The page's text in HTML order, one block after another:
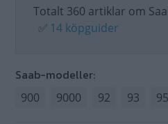
Totalt 360 artiklar om
✅ 14 köpguider
Saab-modeller:
900 9000 92 93 95